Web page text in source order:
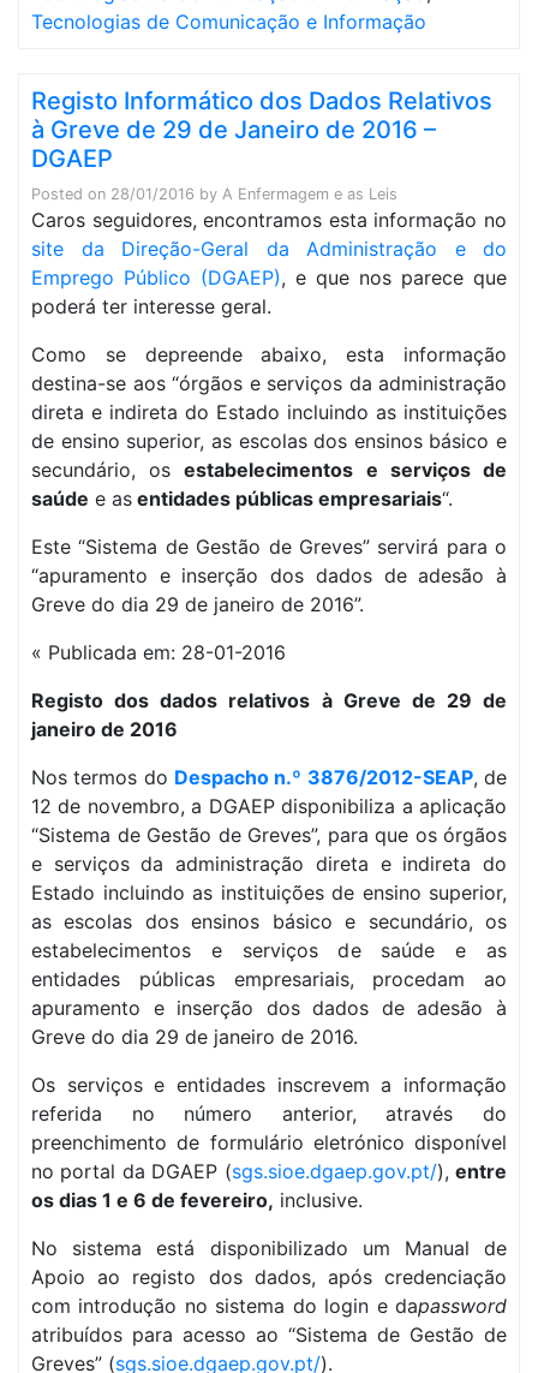
Tecnologias de Comunicação e Informação
Registo Informático dos Dados Relativos
à Greve de 29 de Janeiro de 2016 –
DGAEP
Posted on 28/01/2016 by A Enfermagem e as Leis
Caros seguidores, encontramos esta informação no
site da Direção-Geral da Administração e do
Emprego Público (DGAEP), e que nos parece que
poderá ter interesse geral.
Como se depreende abaixo, esta informação
destina-se aos “órgãos e serviços da administração
direta e indireta do Estado incluindo as instituições
de ensino superior, as escolas dos ensinos básico e
secundário, osestabelecimentos e serviços de
saúde e as entidades públicas empresariais“.
Este “Sistema de Gestão de Greves” servirá para o
“apuramento e inserção dos dados de adesão à
Greve do dia 29 de janeiro de 2016”.
« Publicada em: 28-01-2016
Registo dos dados relativos à Greve de 29 de
janeiro de 2016
Nos termos do Despacho n.º 3876/2012-SEAP, de
12 de novembro, a DGAEP disponibiliza a aplicação
“Sistema de Gestão de Greves”, para que os órgãos
e serviços da administração direta e indireta do
Estado incluindo as instituições de ensino superior,
as escolas dos ensinos básico e secundário, os
estabelecimentos e serviços de saúde e as
entidades públicas empresariais, procedam ao
apuramento e inserção dos dados de adesão à
Greve do dia 29 de janeiro de 2016.
Os serviços e entidades inscrevem a informação
referida no número anterior, através do
preenchimento de formulário eletrónico disponível
no portal da DGAEP (sgs.sioe.dgaep.gov.pt/),entre
os dias 1 e 6 de fevereiro, inclusive.
No sistema está disponibilizado um Manual de
Apoio ao registo dos dados, após credenciação
com introdução no sistema do login e dapassword
atribuídos para acesso ao “Sistema de Gestão de
Greves” (sgs.sioe.dgaep.gov.pt/).